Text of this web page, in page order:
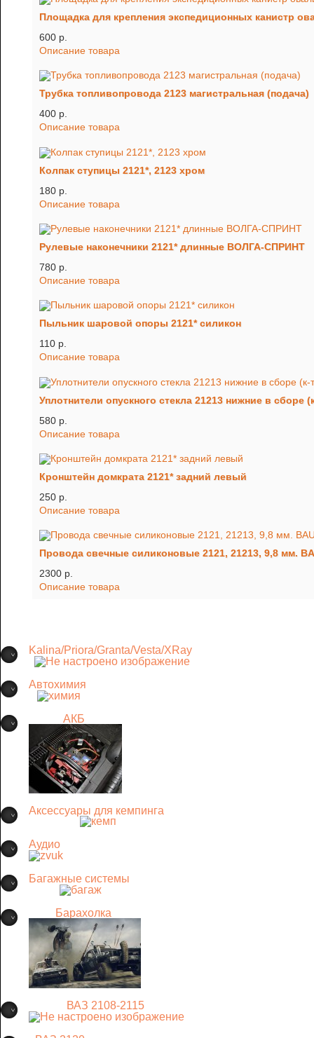
Площадка для крепления экспедиционных канистр
600 p.
Описание товара
Трубка топливопровода 2123 магистральная (подача)
400 p.
Описание товара
Колпак ступицы 2121*, 2123 хром
180 p.
Описание товара
Рулевые наконечники 2121* длинные ВОЛГА-СПРИНТ
780 p.
Описание товара
Пыльник шаровой опоры 2121* силикон
110 p.
Описание товара
Уплотнители опускного стекла 21213 нижние в сборе
580 p.
Описание товара
Кронштейн домкрата 2121* задний левый
250 p.
Описание товара
Провода свечные силиконовые 2121, 21213, 9,8 мм.
2300 p.
Описание товара
Kalina/Priora/Granta/Vesta/XRay
Автохимия
АКБ
Аксессуары для кемпинга
Аудио
Багажные системы
Барахолка
ВАЗ 2108-2115